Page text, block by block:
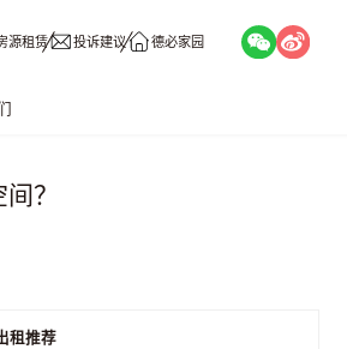
源租赁 投诉建议 德必家园
？
租推荐